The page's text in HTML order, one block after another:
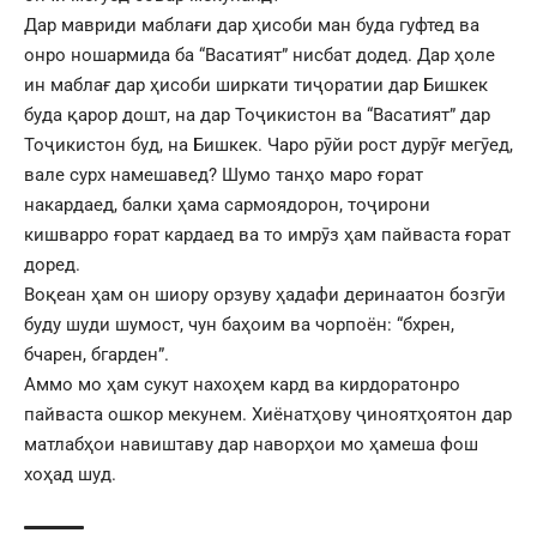
Дар мавриди маблағи дар ҳисоби ман буда гуфтед ва
онро ношармида ба “Васатият” нисбат додед. Дар ҳоле
ин маблағ дар ҳисоби ширкати тиҷоратии дар Бишкек
буда қарор дошт, на дар Тоҷикистон ва “Васатият” дар
Тоҷикистон буд, на Бишкек. Чаро рӯйи рост дурӯғ мегӯед,
вале сурх намешавед? Шумо танҳо маро ғорат
накардаед, балки ҳама сармоядорон, тоҷирони
кишварро ғорат кардаед ва то имрӯз ҳам пайваста ғорат
доред.
Воқеан ҳам он шиору орзуву ҳадафи деринаатон бозгӯи
буду шуди шумост, чун баҳоим ва чорпоён: “бхрен,
бчарен, бгарден”.
Аммо мо ҳам сукут нахоҳем кард ва кирдоратонро
пайваста ошкор мекунем. Хиёнатҳову ҷиноятҳоятон дар
матлабҳои навиштаву дар наворҳои мо ҳамеша фош
хоҳад шуд.